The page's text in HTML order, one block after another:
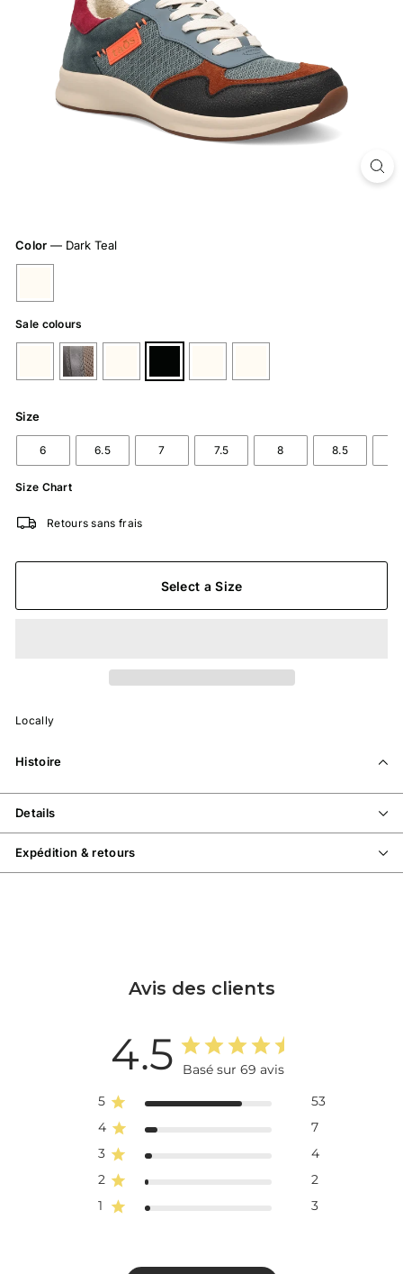
Color — Dark Teal
Sale colours
Size
6 6.5 7 7.5 8 8.5
Size Chart
Retours sans frais
Select a Size
Locally
Histoire
Details
Expédition & retours
Avis des clients
4.5
Basé sur 69 avis
5
53
4
7
3
4
2
2
1
3